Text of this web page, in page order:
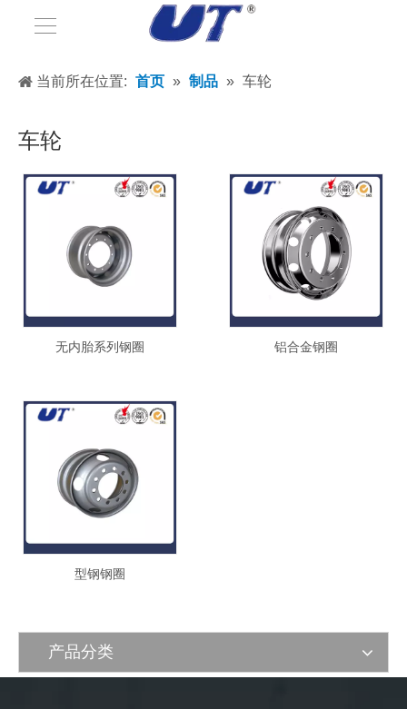
当前所在位置: 首页 » 制品 » 车轮
车轮
无内胎系列钢圈 铝合金钢圈
型钢钢圈
产品分类